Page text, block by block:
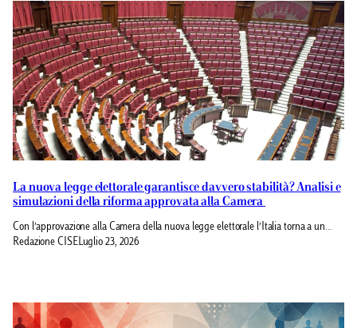
La nuova legge elettorale garantisce davvero stabilità? Analisi e
simulazioni della riforma approvata alla Camera
Con l’approvazione alla Camera della nuova legge elettorale l’Italia torna a un…
Redazione CISELuglio 23, 2026